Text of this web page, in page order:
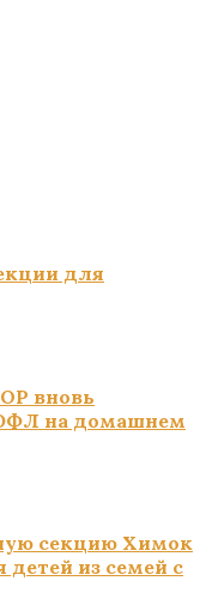
для
вновь
на домашнем
секцию Химок
из семей с